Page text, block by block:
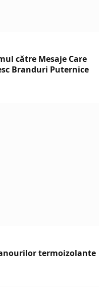
către Mesaje Care
Branduri Puternice
termoizolante